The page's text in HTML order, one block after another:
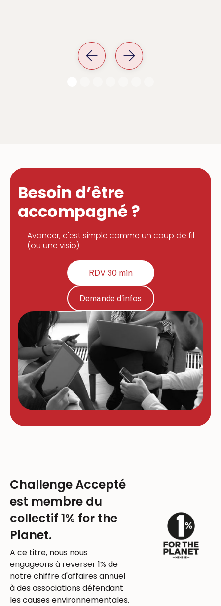
Besoin d’être
accompagné ?
Avancer, c'est simple comme un coup de fil
(ou une visio).
RDV 30 min
Demande d'infos
Challenge Accepté
est membre du
collectif 1% for the
Planet.
A ce titre, nous nous
engageons à reverser 1% de
notre chiffre d'affaires annuel
à des associations défendant
les causes environnementales.